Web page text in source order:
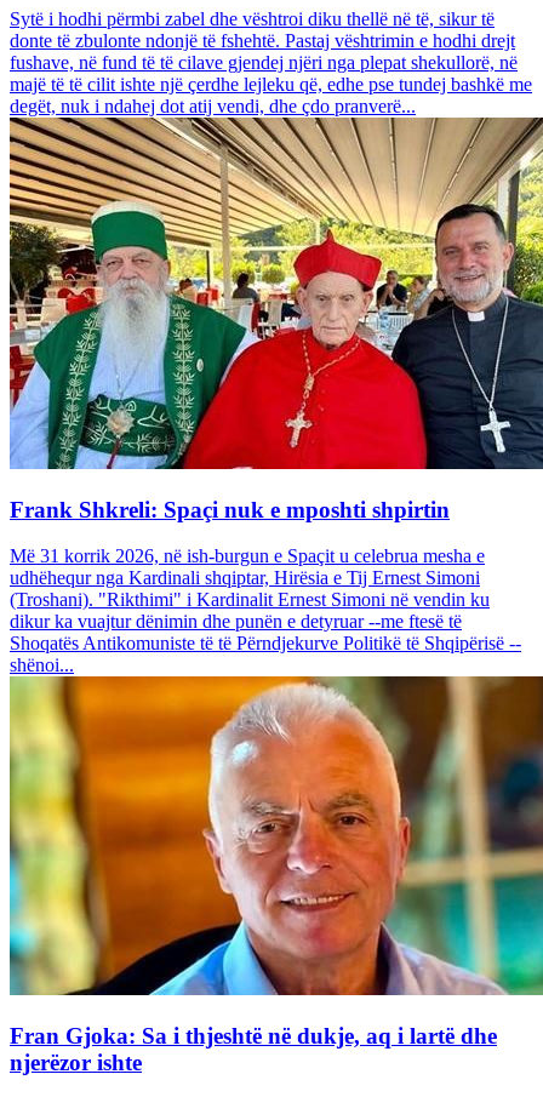
Sytë i hodhi përmbi zabel dhe vështroi diku thellë në të, sikur të
donte të zbulonte ndonjë të fshehtë. Pastaj vështrimin e hodhi drejt
fushave, në fund të të cilave gjendej njëri nga plepat shekullorë, në
majë të të cilit ishte një çerdhe lejleku që, edhe pse tundej bashkë me
degët, nuk i ndahej dot atij vendi, dhe çdo pranverë...
Frank Shkreli: Spaçi nuk e mposhti shpirtin
Më 31 korrik 2026, në ish-burgun e Spaçit u celebrua mesha e
udhëhequr nga Kardinali shqiptar, Hirësia e Tij Ernest Simoni
(Troshani). "Rikthimi" i Kardinalit Ernest Simoni në vendin ku
dikur ka vuajtur dënimin dhe punën e detyruar --me ftesë të
Shoqatës Antikomuniste të të Përndjekurve Politikë të Shqipërisë --
shënoi...
Fran Gjoka: Sa i thjeshtë në dukje, aq i lartë dhe
njerëzor ishte